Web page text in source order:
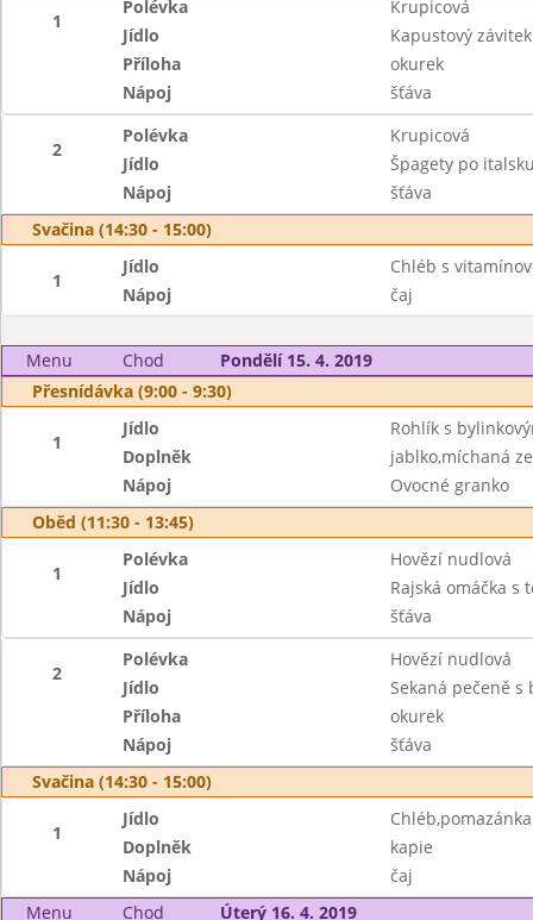
1
Polévka
Krupicová
Jídlo
Kapustový
Příloha
okurek
Nápoj
šťáva
2
Polévka
Krupicová
Jídlo
Špagety po
Nápoj
šťáva
Svačina (14:30 - 15:00)
1
Jídlo
Chléb s
Nápoj
čaj
Menu Chod
Pondělí 15. 4. 2019
Přesnídávka (9:00 - 9:30)
1
Jídlo
Rohlík s
Doplněk
jablko,míchaná
Nápoj
Ovocné granko
Oběd (11:30 - 13:45)
1
Polévka
Hovězí nudlová
Jídlo
Rajská omáčka s
Nápoj
šťáva
2
Polévka
Hovězí nudlová
Jídlo
Sekaná pečeně
Příloha
okurek
Nápoj
šťáva
Svačina (14:30 - 15:00)
1
Jídlo
Doplněk
kapie
Nápoj
čaj
Menu
Chod
Úterý 16. 4. 2019